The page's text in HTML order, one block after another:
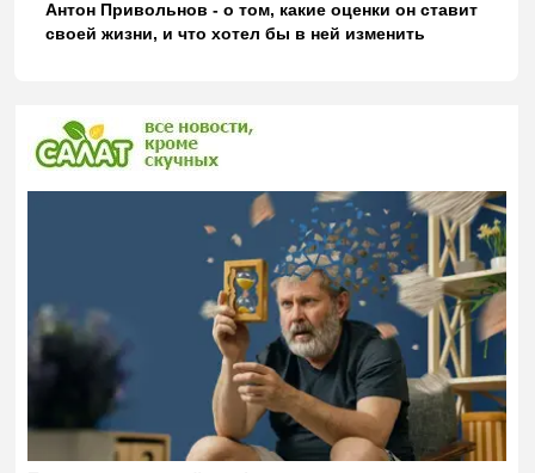
Антон Привольнов - о том, какие оценки он ставит
своей жизни, и что хотел бы в ней изменить